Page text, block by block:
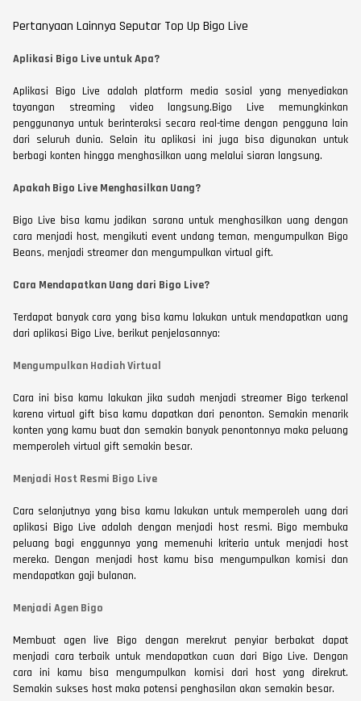
Pertanyaan Lainnya Seputar Top Up Bigo Live
Aplikasi Bigo Live untuk Apa?
Aplikasi Bigo Live adalah platform media sosial yang menyediakan
tayangan streaming video langsung.Bigo Live memungkinkan
penggunanya untuk berinteraksi secara real-time dengan pengguna lain
dari seluruh dunia. Selain itu aplikasi ini juga bisa digunakan untuk
berbagi konten hingga menghasilkan uang melalui siaran langsung.
Apakah Bigo Live Menghasilkan Uang?
Bigo Live bisa kamu jadikan sarana untuk menghasilkan uang dengan
cara menjadi host, mengikuti event undang teman, mengumpulkan Bigo
Beans, menjadi streamer dan mengumpulkan virtual gift.
Cara Mendapatkan Uang dari Bigo Live?
Terdapat banyak cara yang bisa kamu lakukan untuk mendapatkan uang
dari aplikasi Bigo Live, berikut penjelasannya:
Mengumpulkan Hadiah Virtual
Cara ini bisa kamu lakukan jika sudah menjadi streamer Bigo terkenal
karena virtual gift bisa kamu dapatkan dari penonton. Semakin menarik
konten yang kamu buat dan semakin banyak penontonnya maka peluang
memperoleh virtual gift semakin besar.
Menjadi Host Resmi Bigo Live
Cara selanjutnya yang bisa kamu lakukan untuk memperoleh uang dari
aplikasi Bigo Live adalah dengan menjadi host resmi. Bigo membuka
peluang bagi enggunnya yang memenuhi kriteria untuk menjadi host
mereka. Dengan menjadi host kamu bisa mengumpulkan komisi dan
mendapatkan gaji bulanan.
Menjadi Agen Bigo
Membuat agen live Bigo dengan merekrut penyiar berbakat dapat
menjadi cara terbaik untuk mendapatkan cuan dari Bigo Live. Dengan
cara ini kamu bisa mengumpulkan komisi dari host yang direkrut.
Semakin sukses host maka potensi penghasilan akan semakin besar.